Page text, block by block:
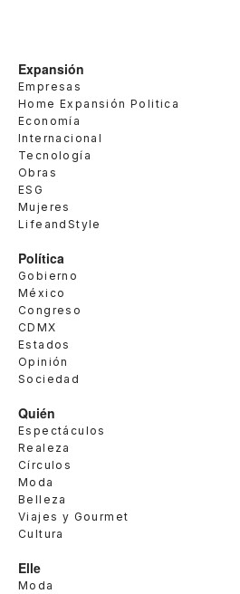
Expansión
Empresas
Home Expansión Politica
Economía
Internacional
Tecnología
Obras
ESG
Mujeres
LifeandStyle
Política
Gobierno
México
Congreso
CDMX
Estados
Opinión
Sociedad
Quién
Espectáculos
Realeza
Círculos
Moda
Belleza
Viajes y Gourmet
Cultura
Elle
Moda